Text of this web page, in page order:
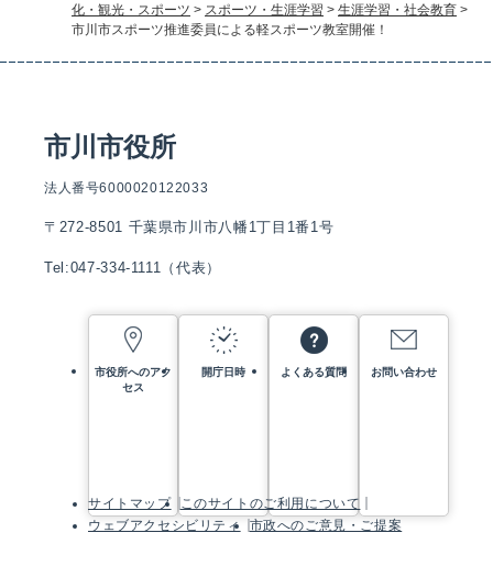
化・観光・スポーツ > スポーツ・生涯学習 > 生涯学習・社会教育 >
市川市スポーツ推進委員による軽スポーツ教室開催！
市川市役所
法人番号6000020122033
〒272-8501 千葉県市川市八幡1丁目1番1号
Tel:047-334-1111（代表）
市役所へのアク
セス
開庁日時 よくある質問 お問い合わせ
サイトマップ
このサイトのご利用について
ウェブアクセシビリティ
市政へのご意見・ご提案